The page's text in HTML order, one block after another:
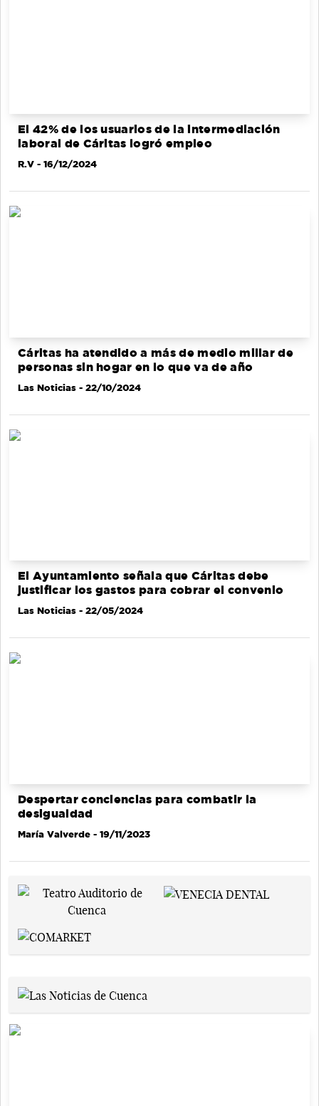
El 42% de los usuarios de la intermediación
laboral de Cáritas logró empleo
R.V - 16/12/2024
Cáritas ha atendido a más de medio millar de
personas sin hogar en lo que va de año
Las Noticias - 22/10/2024
El Ayuntamiento señala que Cáritas debe
justificar los gastos para cobrar el convenio
Las Noticias - 22/05/2024
Despertar conciencias para combatir la
desigualdad
María Valverde - 19/11/2023